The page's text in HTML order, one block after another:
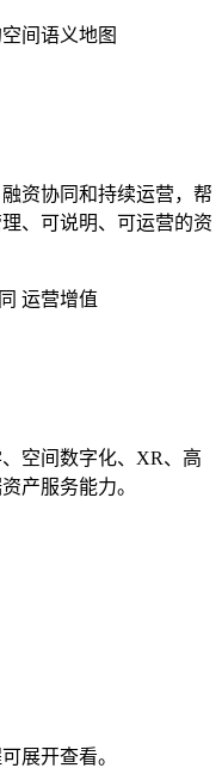
资协同和持续运营，帮
、可说明、可运营的资
运营增值
空间数字化、XR、高
产服务能力。
展开查看。